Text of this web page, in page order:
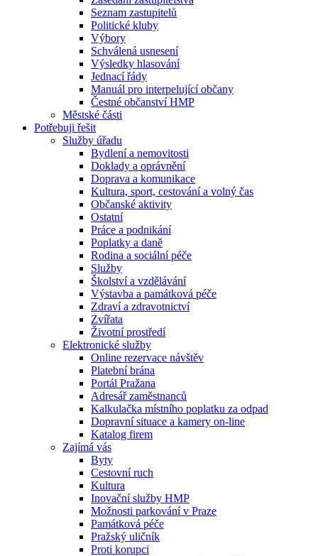
Seznam zastupitelů
Politické kluby
Výbory
Schválená usnesení
Výsledky hlasování
Jednací řády
Manuál pro interpelující občany
Čestné občanství HMP
Městské části
Potřebuji řešit
Služby úřadu
Bydlení a nemovitosti
Doklady a oprávnění
Doprava a komunikace
Kultura, sport, cestování a volný čas
Občanské aktivity
Ostatní
Práce a podnikání
Poplatky a daně
Rodina a sociální péče
Služby
Školství a vzdělávání
Výstavba a památková péče
Zdraví a zdravotnictví
Zvířata
Životní prostředí
Elektronické služby
Online rezervace návštěv
Platební brána
Portál Pražana
Adresář zaměstnanců
Kalkulačka místního poplatku za odpad
Dopravní situace a kamery on-line
Katalog firem
Zajímá vás
Byty
Cestovní ruch
Kultura
Inovační služby HMP
Možnosti parkování v Praze
Památková péče
Pražský uličník
Proti korupci